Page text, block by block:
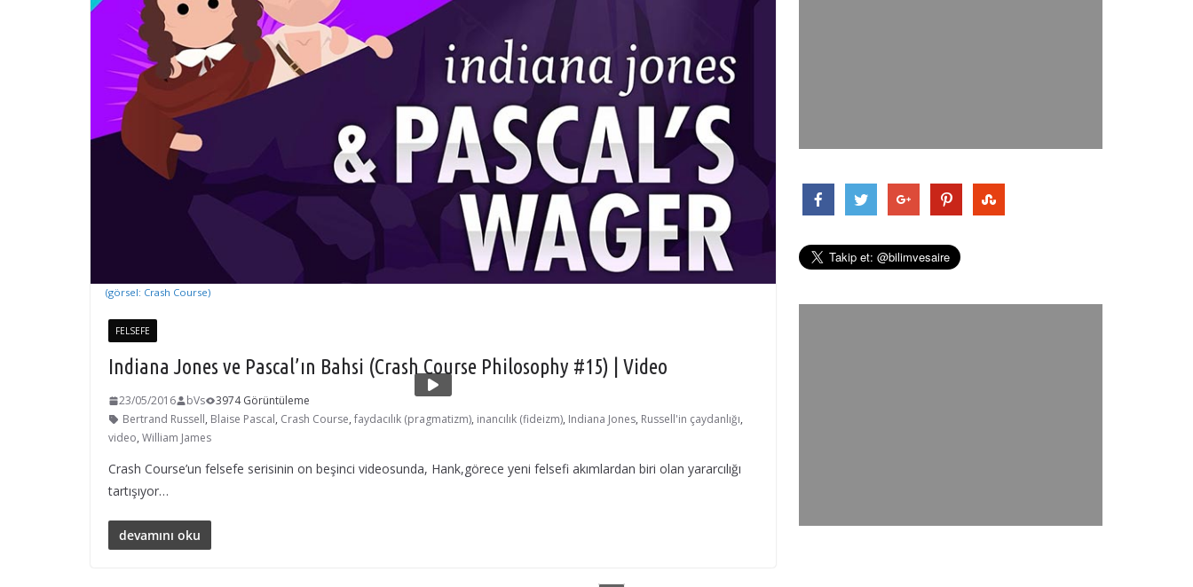
(görsel: Crash Course)
FELSEFE
Indiana Jones ve Pascal’ın Bahsi (Crash Course Philosophy #15) | Video
23/05/2016 bVs
3974 Görüntüleme
Bertrand Russell, Blaise Pascal, Crash Course, faydacılık (pragmatizm), inancılık (fideizm), Indiana Jones, Russell'in çaydanlığı,
video, William James
Crash Course’un felsefe serisinin on beşinci videosunda, Hank,görece yeni felsefi akımlardan biri olan yararcılığı
tartışıyor…
devamını oku